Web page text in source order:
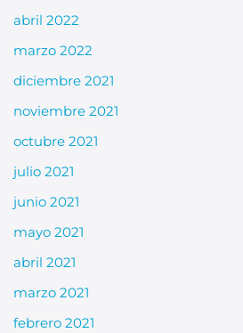
abril 2022
marzo 2022
diciembre 2021
noviembre 2021
octubre 2021
julio 2021
junio 2021
mayo 2021
abril 2021
marzo 2021
febrero 2021